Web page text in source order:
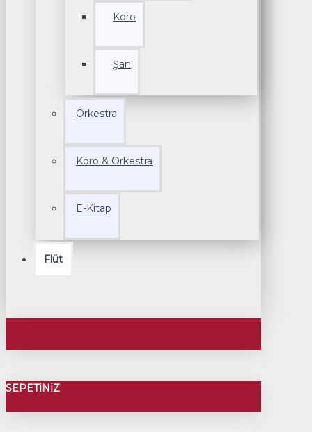
Koro
Şan
Orkestra
Koro & Orkestra
E-Kitap
Flüt
SEPETINIZ